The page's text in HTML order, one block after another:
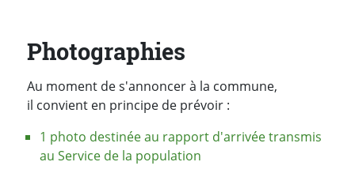
Photographies
Au moment de s'annoncer à la commune,
il convient en principe de prévoir :
1 photo destinée au rapport d'arrivée transmis
au Service de la population